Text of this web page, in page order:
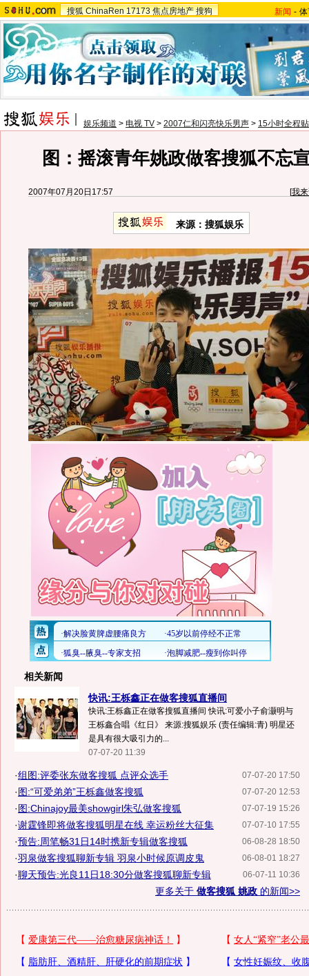
搜狐 ChinaRen 17173 焦点房地产 搜狗 新闻 -
娱乐频道 > 电视 TV > 2007仁和闪亮快乐男声 > 15小时全程
图：摇滚青年姚政做客搜狐不忘
2007年07月20日17:57 [我
来源：搜狐娱乐
相关新闻
快讯:王栎鑫正在做客搜狐直播间
快讯:王栎鑫正在做客搜狐直播间 快讯:可爱小子俞灏明与
王栎鑫合唱《红日》 来源:搜狐娱乐 (责任编辑:青) 明星还
是具有很大吸引力的...
07-07-20 11:39
07-07-20 17:50
·组图:评委张东做客搜狐 点评众选手
07-07-20 12:53
·图:“可爱弟弟”王栎鑫做客搜狐
07-07-19 15:26
·图:Chinajoy最美showgirl朱弘做客搜狐
07-07-10 17:55
·谢霆锋即将做客搜狐明星在线 幸运粉丝大征集
06-08-28 18:50
·预告:周笔畅31日14时携新专辑做客搜狐
06-08-01 18:27
·羽泉做客搜狐聊新专辑 羽泉小时候原调皮鬼
06-07-11 10:36
·聊天预告:光良11日18:30分做客搜狐聊新专辑
更多关于 做客搜狐 姚政 的新闻>>